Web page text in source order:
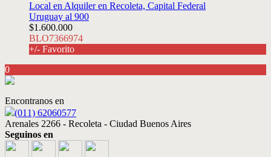
Local en Alquiler en Recoleta, Capital Federal
Uruguay al 900
$1.600.000
BLO7366974
+/- Favorito
0
Encontranos en
(011) 62060577
Arenales 2266 - Recoleta - Ciudad Buenos Aires
Seguinos en